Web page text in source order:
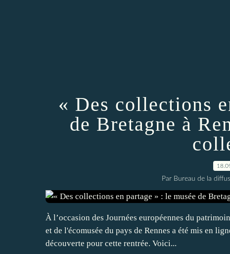
« Des collections
de Bretagne à
Par Bureau de la
À l’occasion des Journées européennes du
et de l'écomusée du pays de Rennes a été mis en
découverte pour cette rentrée. Voici...